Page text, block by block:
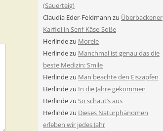
(Sauerteig)
Claudia Eder-Feldmann zu Überbackener
Karfiol in Senf-Käse-Soße
Herlindezu Morele
Herlindezu Manchmal ist genau das die
beste Medizin: Smile
Herlindezu Man beachte den Eiszapfen
Herlindezu In die Jahre gekommen
Herlindezu So schaut’s aus
Herlindezu Dieses Naturphänomen
erleben wir jedes Jahr